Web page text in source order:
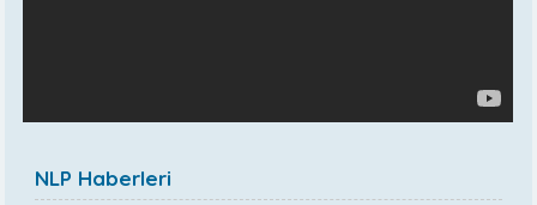
NLP Haberleri